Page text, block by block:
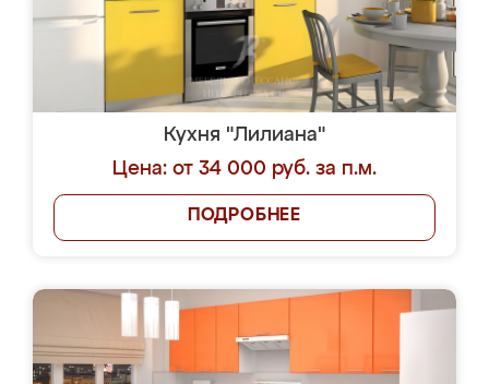
Кухня "Лилиана"
Цена: от 34 000 руб. за п.м.
ПОДРОБНЕЕ